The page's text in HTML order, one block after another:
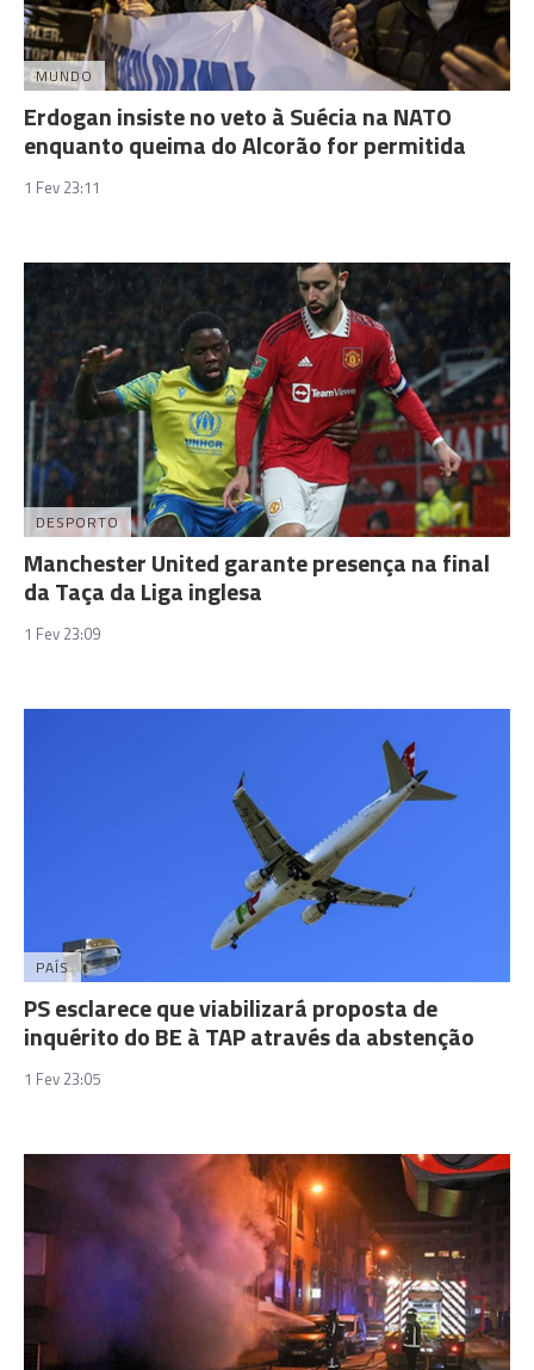
MUNDO
Erdogan insiste no veto à Suécia na NATO
enquanto queima do Alcorão for permitida
1 Fev 23:11
DESPORTO
Manchester United garante presença na final
da Taça da Liga inglesa
1 Fev 23:09
PAÍS
PS esclarece que viabilizará proposta de
inquérito do BE à TAP através da abstenção
1 Fev 23:05